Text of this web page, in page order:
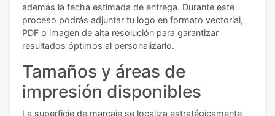
además la fecha estimada de entrega. Durante este
proceso podrás adjuntar tu logo en formato vectorial,
PDF o imagen de alta resolución para garantizar
resultados óptimos al personalizarlo.
Tamaños y áreas de
impresión disponibles
La superficie de marcaje se localiza estratégicamente